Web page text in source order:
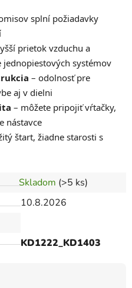
splní požiadavky
prietok vzduchu a
systémov
– odolnosť pre
aj v dielni
– môžete pripojiť vŕtačky,
nástavce
štart, žiadne starosti s
Skladom (>5 ks)
10.8.2026
KD1222_KD1403